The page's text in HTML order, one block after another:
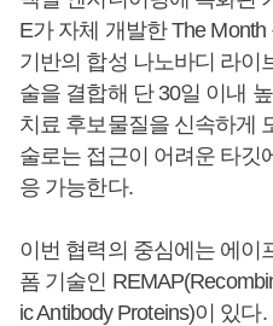
E가 자체 개발한 The
기반의 합성 나노바디 라이
술을 결합해 단 30일 이내
치료 후보물질을 신속하게
술로는 접근이 어려운 타깃
응 가능한다.
이번 협력의 중심에는 에이
폼 기술인
ic Antibody Proteins)이 있